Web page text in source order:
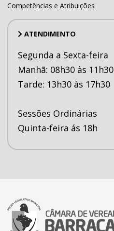
Competências e Atribuições
ATENDIMENTO
Segunda a Sexta-feira
Manhã: 08h30 às 11h30
Tarde: 13h30 às 17h30
Sessões Ordinárias
Quinta-feira ás 18h